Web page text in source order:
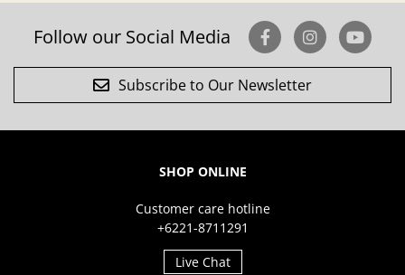
Follow our Social Media
Subscribe to Our Newsletter
SHOP ONLINE
Customer care hotline
+6221-8711291
Live Chat